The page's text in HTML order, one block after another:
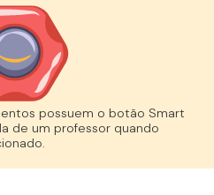
possuem o botão Smart
de um professor quando